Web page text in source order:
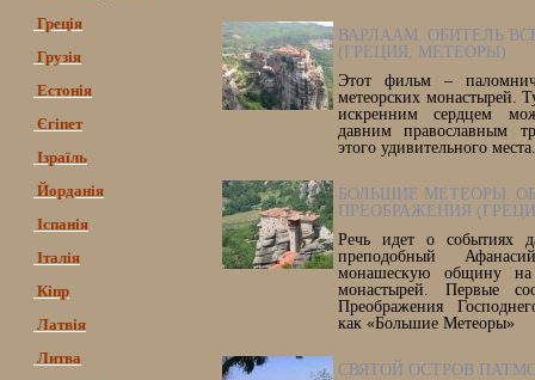
Греція
Грузія
Естонія
Єгіпет
Ізраїль
Йорданія
Іспанія
Італія
Кіпр
Латвія
Литва
ВАРЛААМ. ОБИТЕЛЬ
(ГРЕЦИЯ, МЕТЕОРЫ)
Этот фильм –
метеорских монастырей.
искренним сердцем
давним православным
этого удивительного места.
БОЛЬШИЕ МЕТЕОРЫ.
ПРЕОБРАЖЕНИЯ
Речь идет о событиях
преподобный
монашескую общину
монастырей. Первые
Преображения
как «Большие Метеоры»
СВЯТОЙ ОСТРОВ